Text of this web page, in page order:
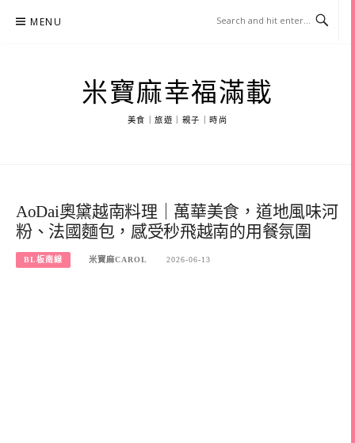
MENU
米寶麻幸福滿載
美食｜旅遊｜親子｜時尚
AoDai奧黛越南料理｜萬華美食，道地風味河
粉、法國麵包，感受秒飛越南的用餐氛圍
BL板南線 米寶麻CAROL 2026-06-13